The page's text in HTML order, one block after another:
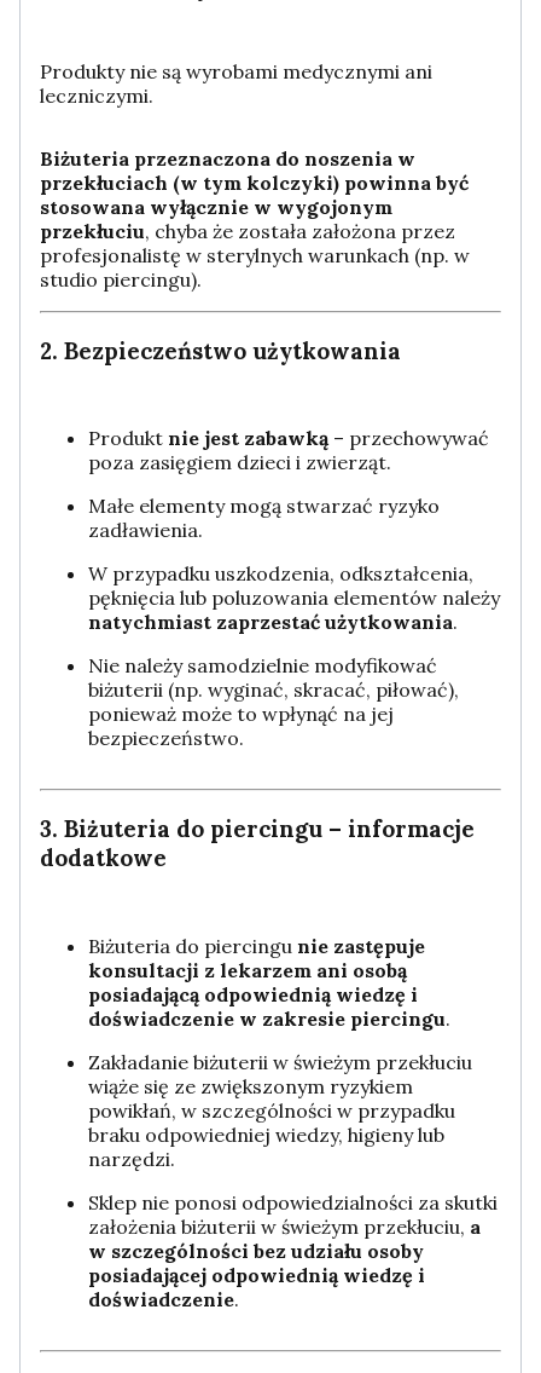
Produkty nie są wyrobami medycznymi ani
leczniczymi.
Biżuteria przeznaczona do noszenia w
przekłuciach (w tym kolczyki) powinna być
stosowana wyłącznie w wygojonym
przekłuciu, chyba że została założona przez
profesjonalistę w sterylnych warunkach (np. w
studio piercingu).
2. Bezpieczeństwo użytkowania
Produkt nie jest zabawką– przechowywać
poza zasięgiem dzieci i zwierząt.
Małe elementy mogą stwarzać ryzyko
zadławienia.
W przypadku uszkodzenia, odkształcenia,
pęknięcia lub poluzowania elementów należy
natychmiast zaprzestać użytkowania.
Nie należy samodzielnie modyfikować
biżuterii (np. wyginać, skracać, piłować),
ponieważ może to wpłynąć na jej
bezpieczeństwo.
3. Biżuteria do piercingu – informacje
dodatkowe
Biżuteria do piercingu nie zastępuje
konsultacji z lekarzem ani osobą
posiadającą odpowiednią wiedzę i
doświadczenie w zakresie piercingu.
Zakładanie biżuterii w świeżym przekłuciu
wiąże się ze zwiększonym ryzykiem
powikłań, w szczególności w przypadku
braku odpowiedniej wiedzy, higieny lub
narzędzi.
Sklep nie ponosi odpowiedzialności za skutki
założenia biżuterii w świeżym przekłuciu, a
w szczególności bez udziału osoby
posiadającej odpowiednią wiedzę i
doświadczenie.